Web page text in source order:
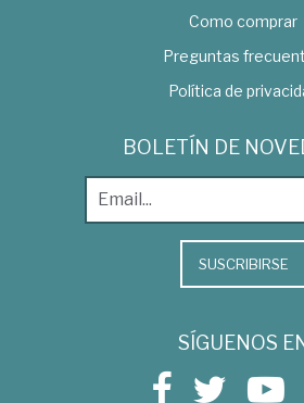
Como comprar
Preguntas
Política de
BOLETÍN DE
SUSCRIBIRSE
SÍGUENOS